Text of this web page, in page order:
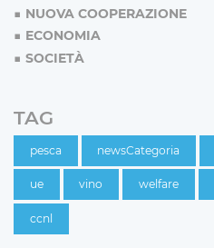
NUOVA COOPERAZIONE
ECONOMIA
SOCIETÀ
TAG
pesca newsCategoria
ue vino welfare
ccnl